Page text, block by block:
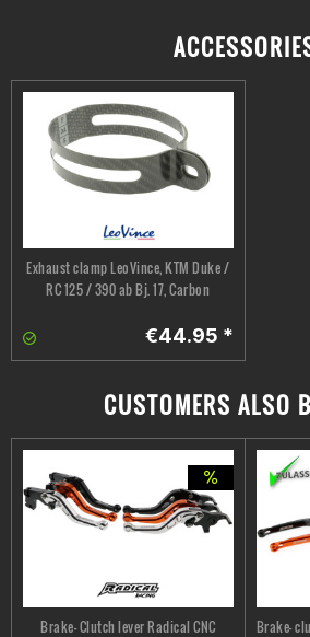
Exhaust clamp LeoVince, KTM Duke /
RC 125 / 390 ab Bj. 17, Carbon
€44.95 *
CUSTOMERS ALSO
Brake- Clutch lever Radical CNC
Brake-